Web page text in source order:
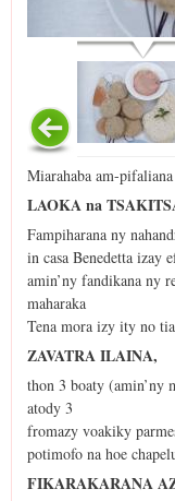
Miarahaba am-
LAOKA na
Fampiharana ny
in casa Benedetta izay
amin’ny fandikana ny
maharaka
Tena mora izy ity no
ZAVATRA ILAINA,
thon 3 boaty (amin’ny
atody 3
fromazy voakiky
potimofo na hoe
FIKARAKARANA